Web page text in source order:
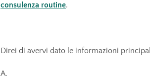
consulenza routine.
Direi di avervi dato le informazioni
A.